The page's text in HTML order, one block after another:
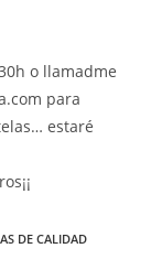
o llamadme
para
estaré
DE CALIDAD